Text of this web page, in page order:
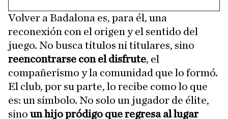
Volver a Badalona es, para él, una
reconexión con el origen y el sentido del
juego. No busca títulos ni titulares, sino
reencontrarse con el disfrute, el
compañerismo y la comunidad que lo formó.
El club, por su parte, lo recibe como lo que
es: un símbolo. No solo un jugador de élite,
sino un hijo pródigo que regresa al lugar